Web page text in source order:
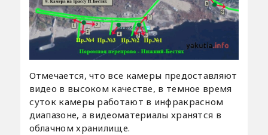
Отмечается, что все камеры предоставляют
видео в высоком качестве, в темное время
суток камеры работают в инфракрасном
диапазоне, а видеоматериалы хранятся в
облачном хранилище.